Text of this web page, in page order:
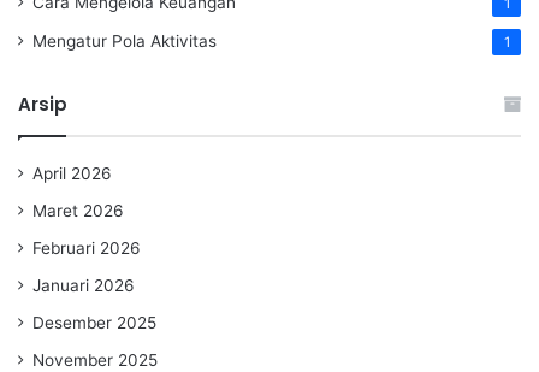
1
Mengatur Pola Aktivitas 1
Arsip
April 2026
Maret 2026
Februari 2026
Januari 2026
Desember 2025
November 2025